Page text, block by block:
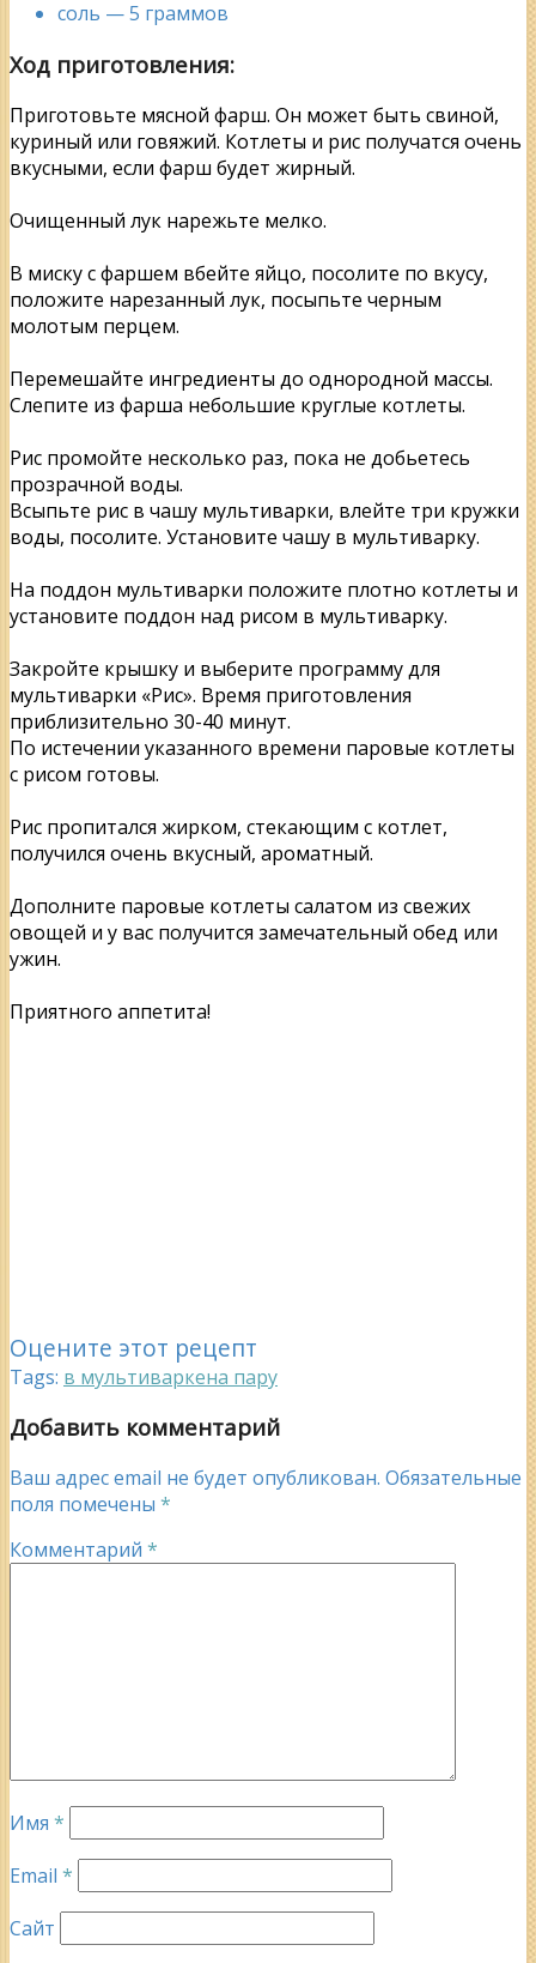
соль — 5 граммов
Ход приготовления:
Приготовьте мясной фарш. Он может быть свиной,
куриный или говяжий. Котлеты и рис получатся очень
вкусными, если фарш будет жирный.
Очищенный лук нарежьте мелко.
В миску с фаршем вбейте яйцо, посолите по вкусу,
положите нарезанный лук, посыпьте черным
молотым перцем.
Перемешайте ингредиенты до однородной массы.
Слепите из фарша небольшие круглые котлеты.
Рис промойте несколько раз, пока не добьетесь
прозрачной воды.
Всыпьте рис в чашу мультиварки, влейте три кружки
воды, посолите. Установите чашу в мультиварку.
На поддон мультиварки положите плотно котлеты и
установите поддон над рисом в мультиварку.
Закройте крышку и выберите программу для
мультиварки «Рис». Время приготовления
приблизительно 30-40 минут.
По истечении указанного времени паровые котлеты
с рисом готовы.
Рис пропитался жирком, стекающим с котлет,
получился очень вкусный, ароматный.
Дополните паровые котлеты салатом из свежих
овощей и у вас получится замечательный обед или
ужин.
Приятного аппетита!
Оцените этот рецепт
Tags: в мультиваркена пару
Добавить комментарий
Ваш адрес email не будет опубликован. Обязательные
поля помечены *
Комментарий *
Имя *
Email *
Сайт